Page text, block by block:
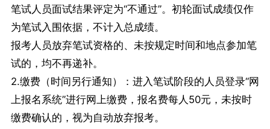
笔试人员面试结果评定为“不通过”。初轮面试成绩仅作
为笔试入围依据，不计入总成绩。
报考人员放弃笔试资格的、未按规定时间和地点参加笔
试的，均不再递补。
2.缴费（时间另行通知）：进入笔试阶段的人员登录“网
上报名系统”进行网上缴费，报名费每人50元，未按时
缴费确认的，视为自动放弃报考。